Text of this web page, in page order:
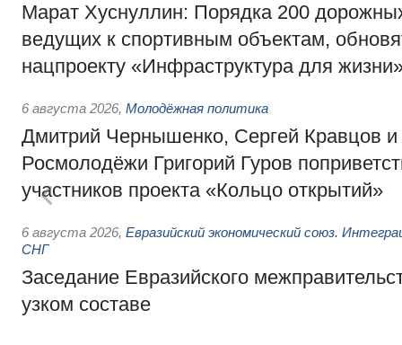
Марат Хуснуллин: Порядка 200
ведущих к спортивным объектам,
нацпроекту «Инфраструктура для
6 августа 2026, Молодёжная политика
Дмитрий Чернышенко, Сергей Кравцов и
Росмолодёжи Григорий Гуров
участников проекта «Кольцо открытий»
6 августа 2026, Евразийский экономический союз.
СНГ
Заседание Евразийского
узком составе